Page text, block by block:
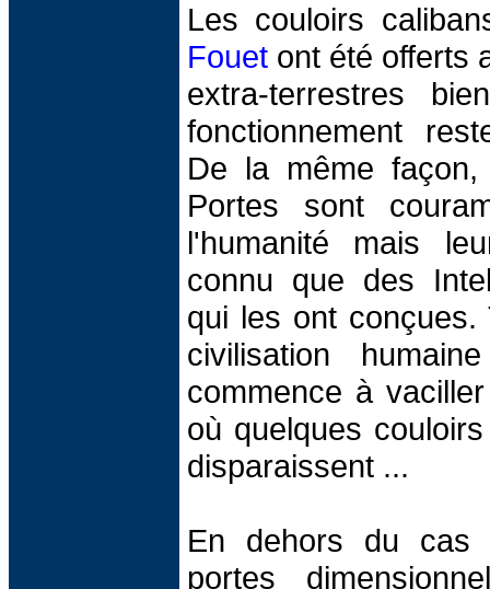
Les couloirs
Fouet ont été offerts
extra-terrestres
fonctionnement
De la même
Portes sont
l'humanité mais
connu que des
qui les ont conçues.
civilisation
commence à
où quelques
disparaissent ...
En dehors du cas
portes